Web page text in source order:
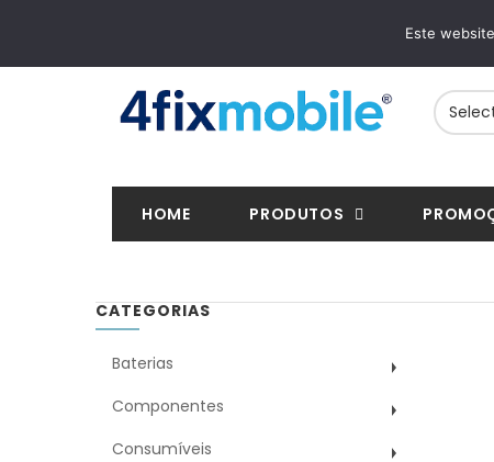
VISA, Mastercard,
HOME PRODUTOS
CATEGORIAS
Baterias
Componentes
Consumíveis
Este